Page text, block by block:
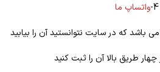
4- واتساپ ما
باشد که در سایت نتوانستید آن را بیابید
چهار طریق بالا آن را ثبت کنید